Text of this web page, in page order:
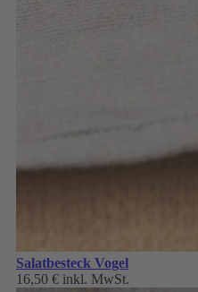
Salatbesteck Vogel
16,50 € inkl. MwSt.